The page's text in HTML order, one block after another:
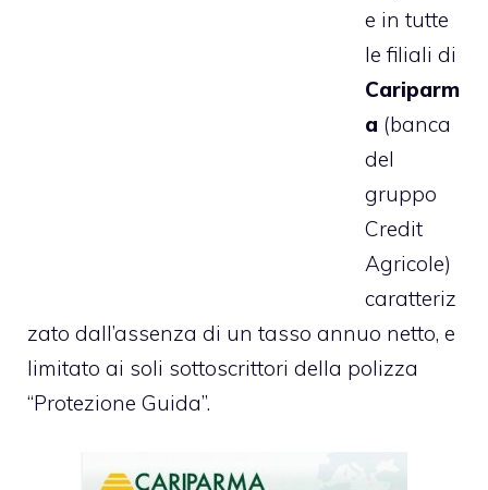
e in tutte
le filiali di
Cariparm
a (banca
del
gruppo
Credit
Agricole)
caratteriz
zato dall’assenza di un tasso annuo netto, e
limitato ai soli sottoscrittori della polizza
“Protezione Guida”.